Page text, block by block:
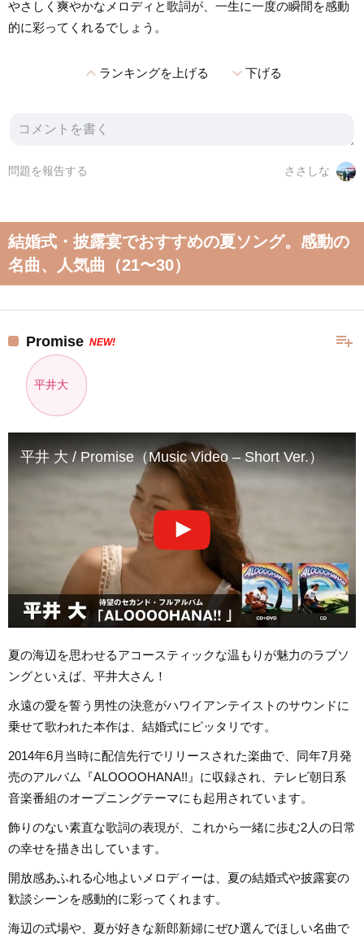
やさしく爽やかなメロディと歌詞が、一生に一度の瞬間を感動
的に彩ってくれるでしょう。
expand_lessランキングを上げる expand_more下げる
ささしな
問題を報告する
結婚式・披露宴でおすすめの夏ソング。感動の
名曲、人気曲（21〜30）
playlist_add
Promise NEW!
平井大
平井 大 / Promise（Music Video – Short Ver.）
夏の海辺を思わせるアコースティックな温もりが魅力のラブソ
ングといえば、平井大さん！
永遠の愛を誓う男性の決意がハワイアンテイストのサウンドに
乗せて歌われた本作は、結婚式にピッタリです。
2014年6月当時に配信先行でリリースされた楽曲で、同年7月発
売のアルバム『ALOOOOHANA!!』に収録され、テレビ朝日系
音楽番組のオープニングテーマにも起用されています。
飾りのない素直な歌詞の表現が、これから一緒に歩む2人の日常
の幸せを描き出しています。
開放感あふれる心地よいメロディーは、夏の結婚式や披露宴の
歓談シーンを感動的に彩ってくれます。
海辺の式場や、夏が好きな新郎新婦にぜひ選んでほしい名曲で